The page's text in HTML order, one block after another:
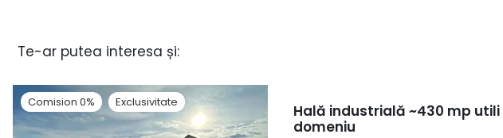
Te-ar putea interesa și:
Comision 0% Exclusivitate
Hală industrială ~430 mp
domeniu